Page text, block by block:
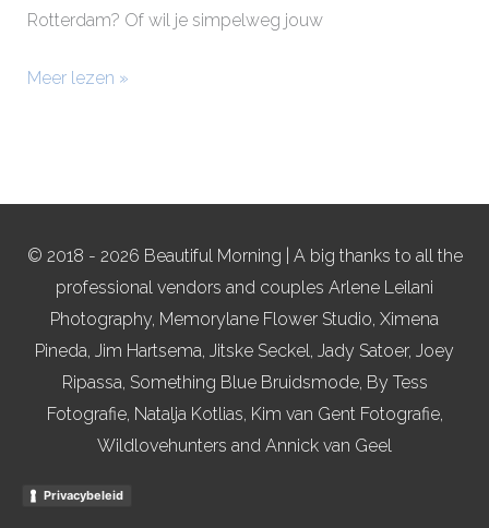
Rotterdam? Of wil je simpelweg jouw
Meer lezen »
© 2018 - 2026 Beautiful Morning | A big thanks to all the
professional vendors and couples Arlene Leilani
Photography, Memorylane Flower Studio, Ximena
Pineda, Jim Hartsema, Jitske Seckel, Jady Satoer, Joey
Ripassa, Something Blue Bruidsmode, By Tess
Fotografie, Natalja Kotlias, Kim van Gent Fotografie,
Wildlovehunters and Annick van Geel
Privacybeleid